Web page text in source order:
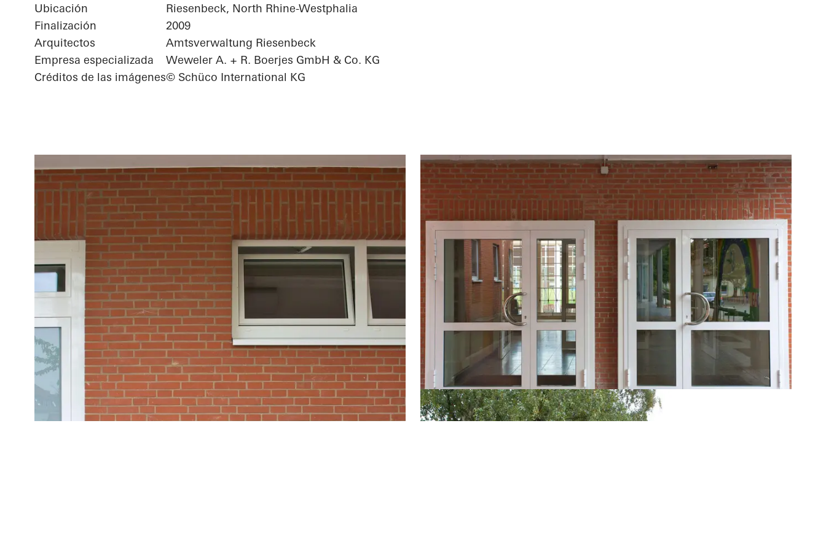
Ubicación
Riesenbeck, North Rhine-Westphalia
Finalización
2009
Arquitectos
Amtsverwaltung Riesenbeck
Empresa especializada
Weweler A. + R. Boerjes GmbH & Co. KG
Créditos de las imágenes© Schüco International KG